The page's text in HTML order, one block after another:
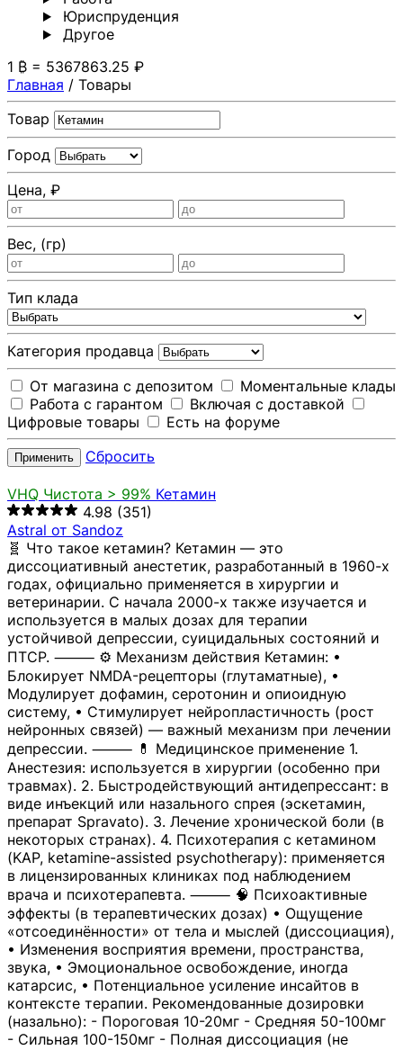
Юриспруденция
Другoе
1 ₿ = 5367863.25 ₽
Главная / Товары
Товар
Город
Цена, ₽
Вес, (гр)
Тип клада
Категория продавца
От магазина с депозитом
Моментальные клады
Работа с гарантом
Включая с доставкой
Цифровые товары
Есть на форуме
Применить Сбросить
VHQ Чистота > 99% Кетамин
4.98 (351)
Astral от Sandoz
🧬 Что такое кетамин? Кетамин — это
диссоциативный анестетик, разработанный в 1960-х
годах, официально применяется в хирургии и
ветеринарии. С начала 2000-х также изучается и
используется в малых дозах для терапии
устойчивой депрессии, суицидальных состояний и
ПТСР. ⸻ ⚙️ Механизм действия Кетамин: •
Блокирует NMDA-рецепторы (глутаматные), •
Модулирует дофамин, серотонин и опиоидную
систему, • Стимулирует нейропластичность (рост
нейронных связей) — важный механизм при лечении
депрессии. ⸻ 💊 Медицинское применение 1.
Анестезия: используется в хирургии (особенно при
травмах). 2. Быстродействующий антидепрессант: в
виде инъекций или назального спрея (эскетамин,
препарат Spravato). 3. Лечение хронической боли (в
некоторых странах). 4. Психотерапия с кетамином
(KAP, ketamine-assisted psychotherapy): применяется
в лицензированных клиниках под наблюдением
врача и психотерапевта. ⸻ 🧠 Психоактивные
эффекты (в терапевтических дозах) • Ощущение
«отсоединённости» от тела и мыслей (диссоциация),
• Изменения восприятия времени, пространства,
звука, • Эмоциональное освобождение, иногда
катарсис, • Потенциальное усиление инсайтов в
контексте терапии. Рекомендованные дозировки
(назально): - Пороговая 10-20мг - Средняя 50-100мг
- Сильная 100-150мг - Полная диссоциация (не